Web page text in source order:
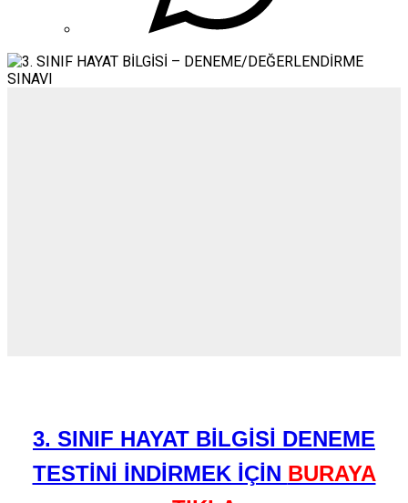
3. SINIF HAYAT BİLGİSİ DENEME
TESTİNİ İNDİRMEK İÇİN BURAYA